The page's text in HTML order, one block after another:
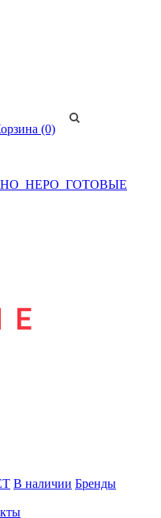
(0)
НЕРО ГОТОВЫЕ
В наличии Бренды